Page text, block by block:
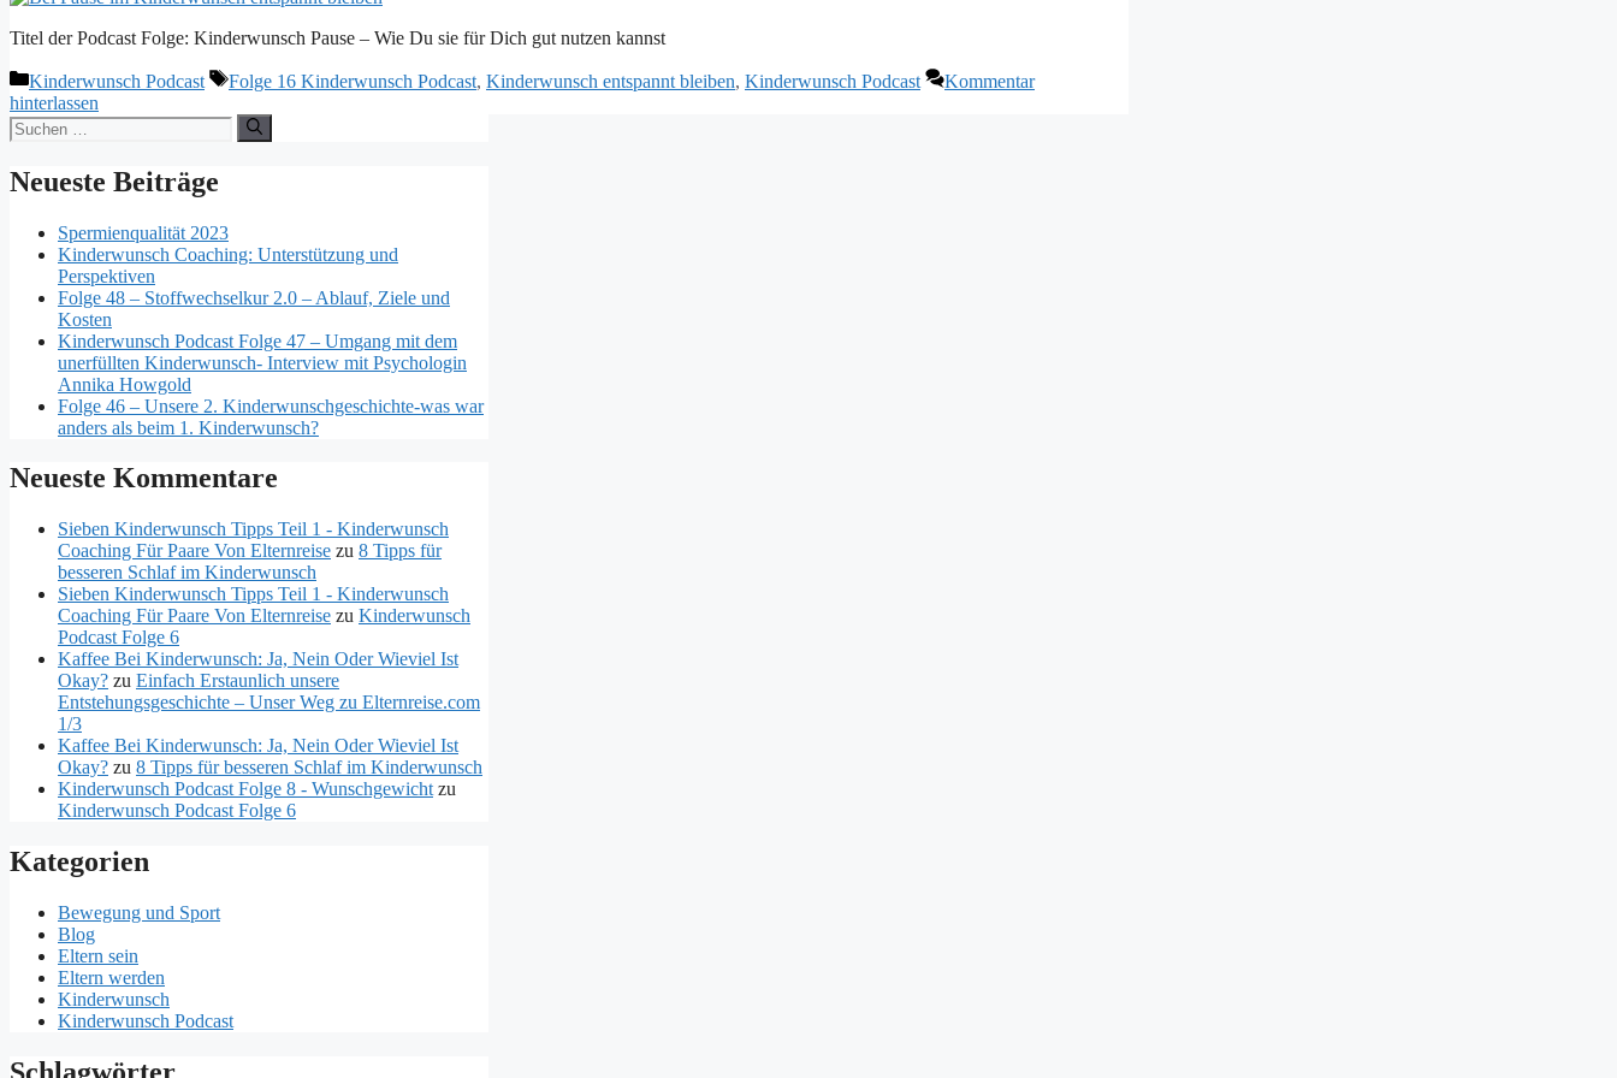
Titel der Podcast Folge: Kinderwunsch Pause – Wie Du sie für Dich gut nutzen kannst
Kategorien
Kinderwunsch Podcast Schlagwörter
Folge 16 Kinderwunsch Podcast, Kinderwunsch entspannt bleiben, Kinderwunsch Podcast
Kommentar
hinterlassen
Suchen
nach:
Neueste Beiträge
Spermienqualität 2023
Kinderwunsch Coaching: Unterstützung und
Perspektiven
Folge 48 – Stoffwechselkur 2.0 – Ablauf, Ziele und
Kosten
Kinderwunsch Podcast Folge 47 – Umgang mit dem
unerfüllten Kinderwunsch- Interview mit Psychologin
Annika Howgold
Folge 46 – Unsere 2. Kinderwunschgeschichte-was war
anders als beim 1. Kinderwunsch?
Neueste Kommentare
Sieben Kinderwunsch Tipps Teil 1 - Kinderwunsch
Coaching Für Paare Von Elternreise zu 8 Tipps für
besseren Schlaf im Kinderwunsch
Sieben Kinderwunsch Tipps Teil 1 - Kinderwunsch
Coaching Für Paare Von Elternreise zu Kinderwunsch
Podcast Folge 6
Kaffee Bei Kinderwunsch: Ja, Nein Oder Wieviel Ist
Okay? zu Einfach Erstaunlich unsere
Entstehungsgeschichte – Unser Weg zu Elternreise.com
1/3
Kaffee Bei Kinderwunsch: Ja, Nein Oder Wieviel Ist
Okay? zu 8 Tipps für besseren Schlaf im Kinderwunsch
Kinderwunsch Podcast Folge 8 - Wunschgewicht zu
Kinderwunsch Podcast Folge 6
Kategorien
Bewegung und Sport
Blog
Eltern sein
Eltern werden
Kinderwunsch
Kinderwunsch Podcast